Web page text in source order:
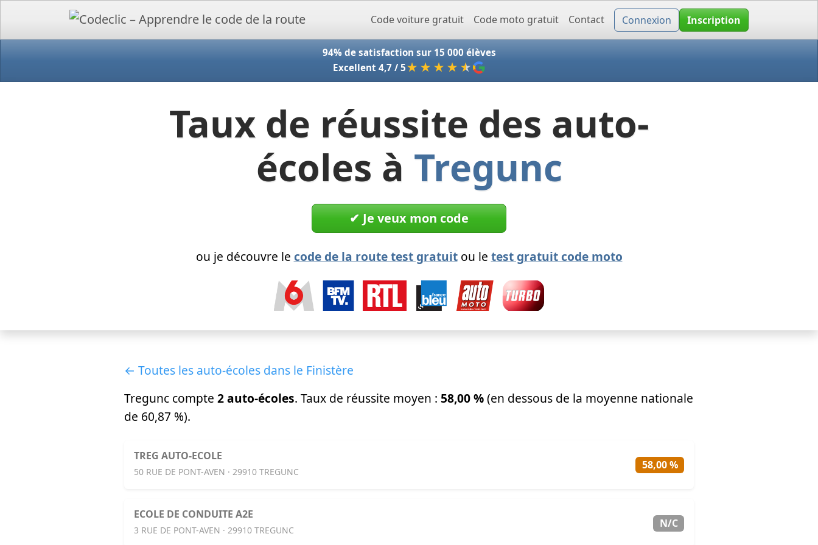
Accueil - CodeclicCode voiture gratuit Code moto gratuit Contact Connexion Inscription
94% de satisfaction sur 15 000 élèves
Excellent 4,7 / 5★★★★ ★
Taux de réussite des auto-
écoles à Tregunc
✔︎ Je veux mon code
ou je découvre le code de la route test gratuitou le test gratuit code moto
← Toutes les auto-écoles dans le Finistère
Tregunc compte 2 auto-écoles. Taux de réussite moyen : 58,00 %(en dessous de la moyenne nationale
de 60,87 %).
TREG AUTO-ECOLE
50 RUE DE PONT-AVEN · 29910 TREGUNC
58,00 %
ECOLE DE CONDUITE A2E
3 RUE DE PONT-AVEN · 29910 TREGUNC
N/C